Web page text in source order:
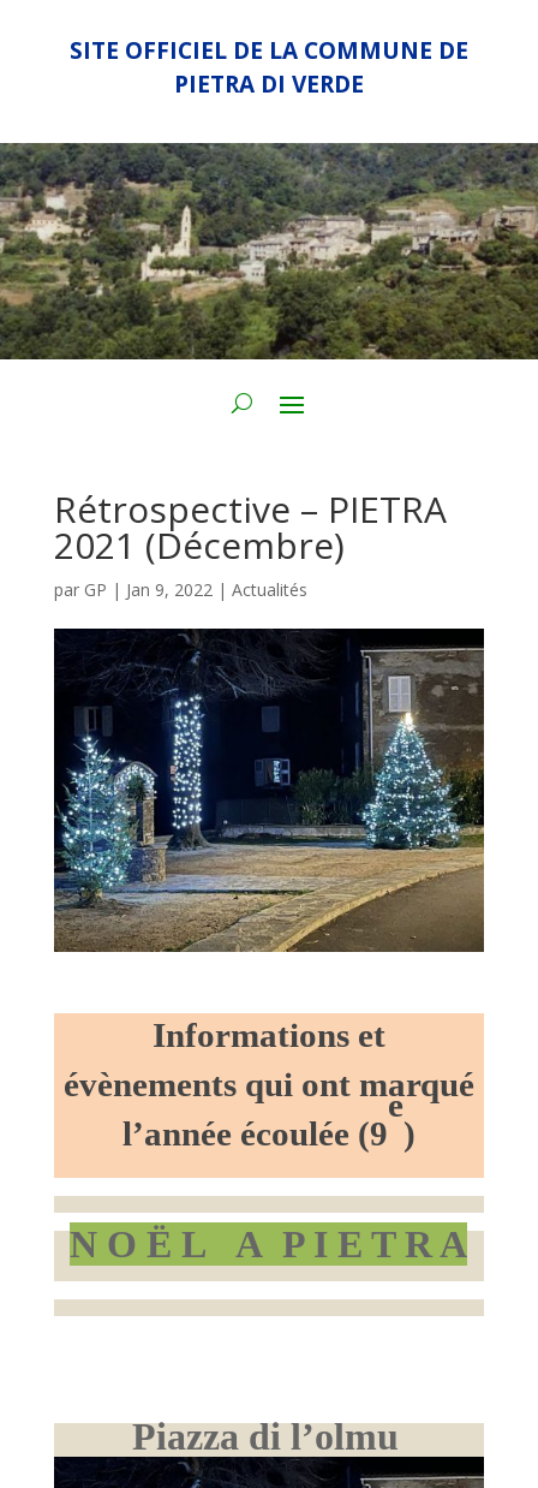
SITE OFFICIEL DE LA COMMUNE DE
PIETRA DI VERDE
Rétrospective – PIETRA
2021 (Décembre)
par GP | Jan 9, 2022| Actualités
Informations et
évènements qui ont marqué
l’année écoulée (9
e
)
N O Ë L A P I E T R A
Piazza di l’olmu